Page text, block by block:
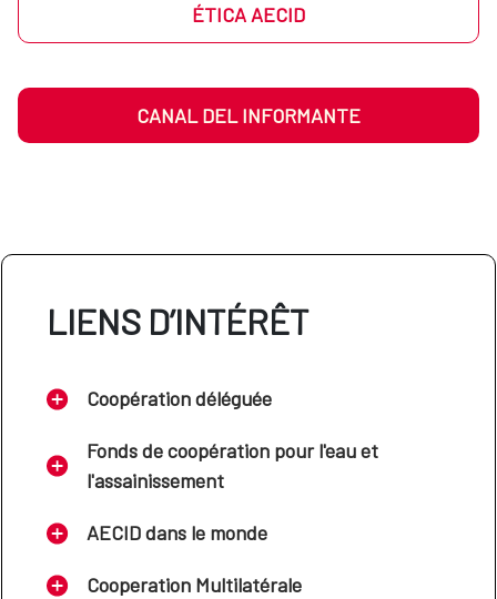
ÉTICA AECID
CANAL DEL INFORMANTE
LIENS D’INTÉRÊT
Coopération déléguée
Fonds de coopération pour l'eau et
l'assainissement
AECID dans le monde
Cooperation Multilatérale